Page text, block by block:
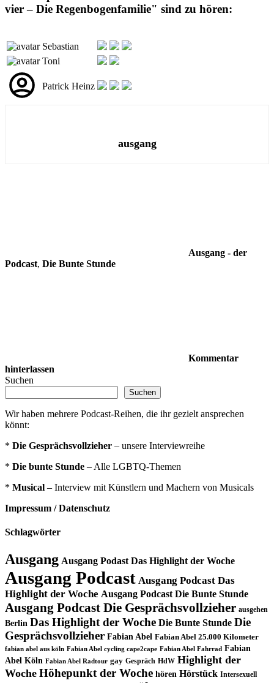
vier – Die Regenbogenfamilie" sind zu hören:
Sebastian
Toni
Patrick Heinz
ausgang
Ausgang - der
Podcast, Die Bunte Stunde
Kommentar
hinterlassen
Suchen
Suchen
Wir haben mehrere Podcast-Reihen, die ihr gezielt ansprechen
könnt:
* Die Gesprächsvollzieher – unsere Interviewreihe
* Die bunte Stunde – Alle LGBTQ-Themen
* Musical – Interview mit Künstlern und Machern von Musicals
Impressum / Datenschutz
Schlagwörter
Ausgang Ausgang Podast Das Highlight der Woche
Ausgang Podcast Ausgang Podcast Das
Highlight der Woche Ausgang Podcast Die Bunte Stunde
Ausgang Podcast Die Gesprächsvollzieher ausgehen
Berlin Das Highlight der Woche Die Bunte Stunde Die
Gesprächsvollzieher Fabian Abel Fabian Abel 25.000 Kilometer
fabian abel aus köln Fabian Abel cycling cape2cape Fabian Abel Fahrrad Fabian
Abel Köln Fabian Abel Radtour gay Gespräch HdW Highlight der
Woche Höhepunkt der Woche hören Hörstück Intersexuell